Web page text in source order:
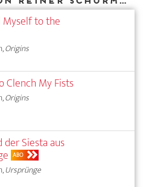
Myself to the
Origins
Clench My Fists
Origins
Siesta aus
ABO
Ursprünge